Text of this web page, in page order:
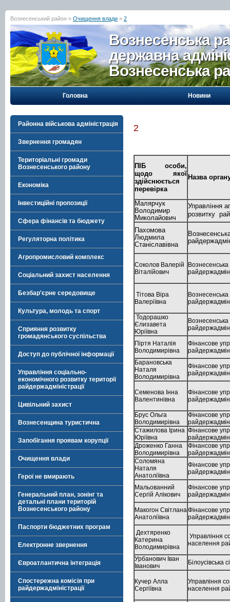
Вознесенський район » Очищення влади » 2
Вознесенська
державна
Вознесенська
Головна Новини
Районна військова адміністрація
Звернення громадян
Територіальні громади
Вознесенського району
Економіка
Інвестиційні пропозиції
Сфера фінансів та бюджету
Регуляторна політика
Агропромисловий комплекс
Соціальний захист населення
Безбар'єрне середовище
Культура, молодь та спорт
Сприяння розвитку
громадянського суспільства
Доступ до публічної інформації
Управління соціально-
економічного розвитку території
райдержадміністрації
Цивільний захист
Вознесенщина туристична
Запобігання проявам корупції
Очищення влади
Герої не вмирають
Генеральний план, зонінг та
детальні плани територій
Вознесенського району
Паспорти бюджетних програм
Електронне звернення
Євроатлантична інтеграція
Спостережна комісія при
райдержадміністрації
2
ПІБ особи,
щодо якої
здійснюється
перевірка
Назва
Малярчук
Володимир
Миколайович
Управління
розвитку
Пахомова
Людмила
Станіславівна
Соколов Валерій
Віталійович
Вознесенська
Тітова Віра
Валеріївна
Вознесенська
Тодорашко
Єлизавета
Юріївна
Вознесенська
Піртя Наталія
Володимирівна
Фінансове
Барановська
Наталя
Володимирівна
Фінансове
Семенова Інна
Валентинівна
Фінансове
Брус Ольга
Володимирівна
Фінансове
Стажилова Ірина
Юріївна
Фінансове
Дроженко Ганна
Володимирівна
Фінансове
Соломяна
Наталя
Анатоліївна
Фінансове
Мальованний
Сергій Алікович
Фінансове
Макогон Світлана
Анатоліївна
Фінансове
Дехтяренко
Катерина
Володимирівна
Управління
населення
Урбанович Іван
Іванович
Білоусівська
Кучер Алла
Сергіївна
Управління
населення